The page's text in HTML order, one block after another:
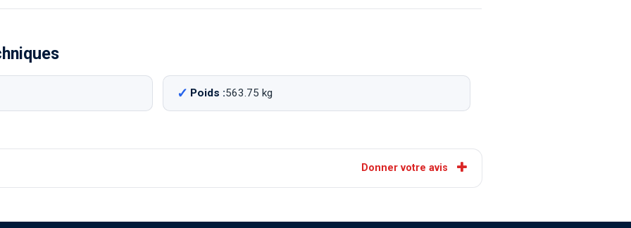
Poids :563.75 kg
Donner votre avis